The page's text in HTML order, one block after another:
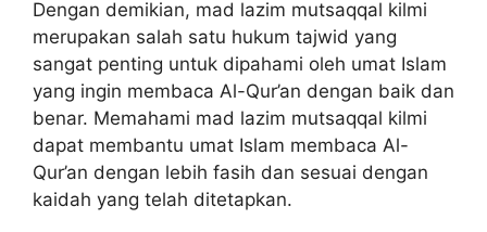
Dengan demikian, mad lazim mutsaqqal kilmi
merupakan salah satu hukum tajwid yang
sangat penting untuk dipahami oleh umat Islam
yang ingin membaca Al-Qur’an dengan baik dan
benar. Memahami mad lazim mutsaqqal kilmi
dapat membantu umat Islam membaca Al-
Qur’an dengan lebih fasih dan sesuai dengan
kaidah yang telah ditetapkan.